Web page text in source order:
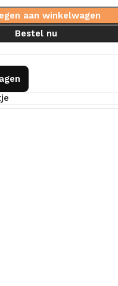
aan winkelwagen
Bestel nu